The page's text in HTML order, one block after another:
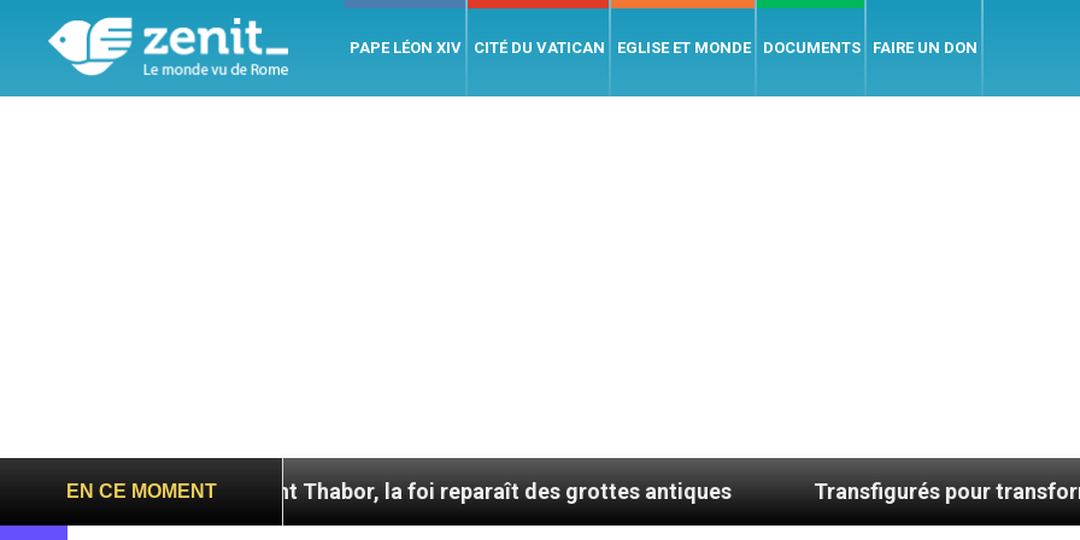
PAPE LÉON XIV CITÉ DU VATICAN EGLISE ET MONDE DOCUMENTS FAIRE UN DON
EN CE MOMENT
le Mont Thabor, la foi reparaît des grottes antiques Transfigurés pour transformer le monde